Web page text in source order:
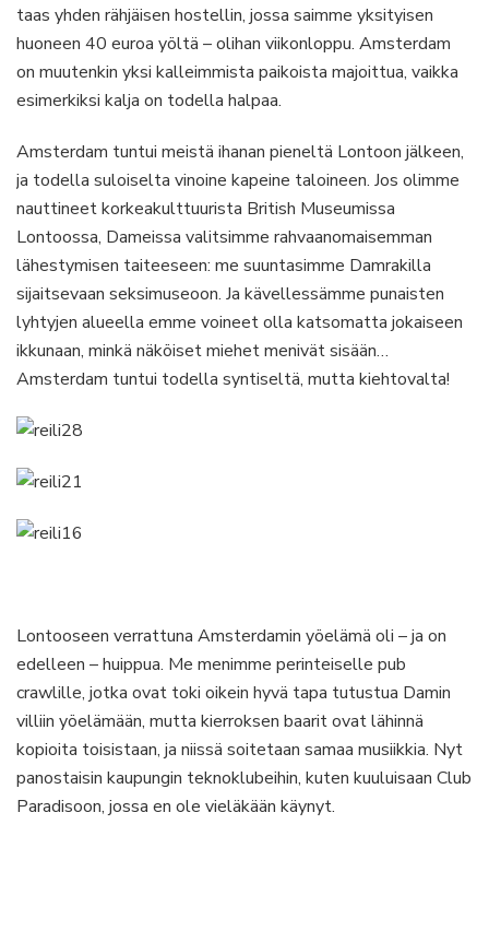
taas yhden rähjäisen hostellin, jossa saimme yksityisen
huoneen 40 euroa yöltä – olihan viikonloppu. Amsterdam
on muutenkin yksi kalleimmista paikoista majoittua, vaikka
esimerkiksi kalja on todella halpaa.
Amsterdam tuntui meistä ihanan pieneltä Lontoon jälkeen,
ja todella suloiselta vinoine kapeine taloineen. Jos olimme
nauttineet korkeakulttuurista British Museumissa
Lontoossa, Dameissa valitsimme rahvaanomaisemman
lähestymisen taiteeseen: me suuntasimme Damrakilla
sijaitsevaan seksimuseoon. Ja kävellessämme punaisten
lyhtyjen alueella emme voineet olla katsomatta jokaiseen
ikkunaan, minkä näköiset miehet menivät sisään…
Amsterdam tuntui todella syntiseltä, mutta kiehtovalta!
Lontooseen verrattuna Amsterdamin yöelämä oli – ja on
edelleen – huippua. Me menimme perinteiselle pub
crawlille, jotka ovat toki oikein hyvä tapa tutustua Damin
villiin yöelämään, mutta kierroksen baarit ovat lähinnä
kopioita toisistaan, ja niissä soitetaan samaa musiikkia. Nyt
panostaisin kaupungin teknoklubeihin, kuten kuuluisaan Club
Paradisoon, jossa en ole vieläkään käynyt.